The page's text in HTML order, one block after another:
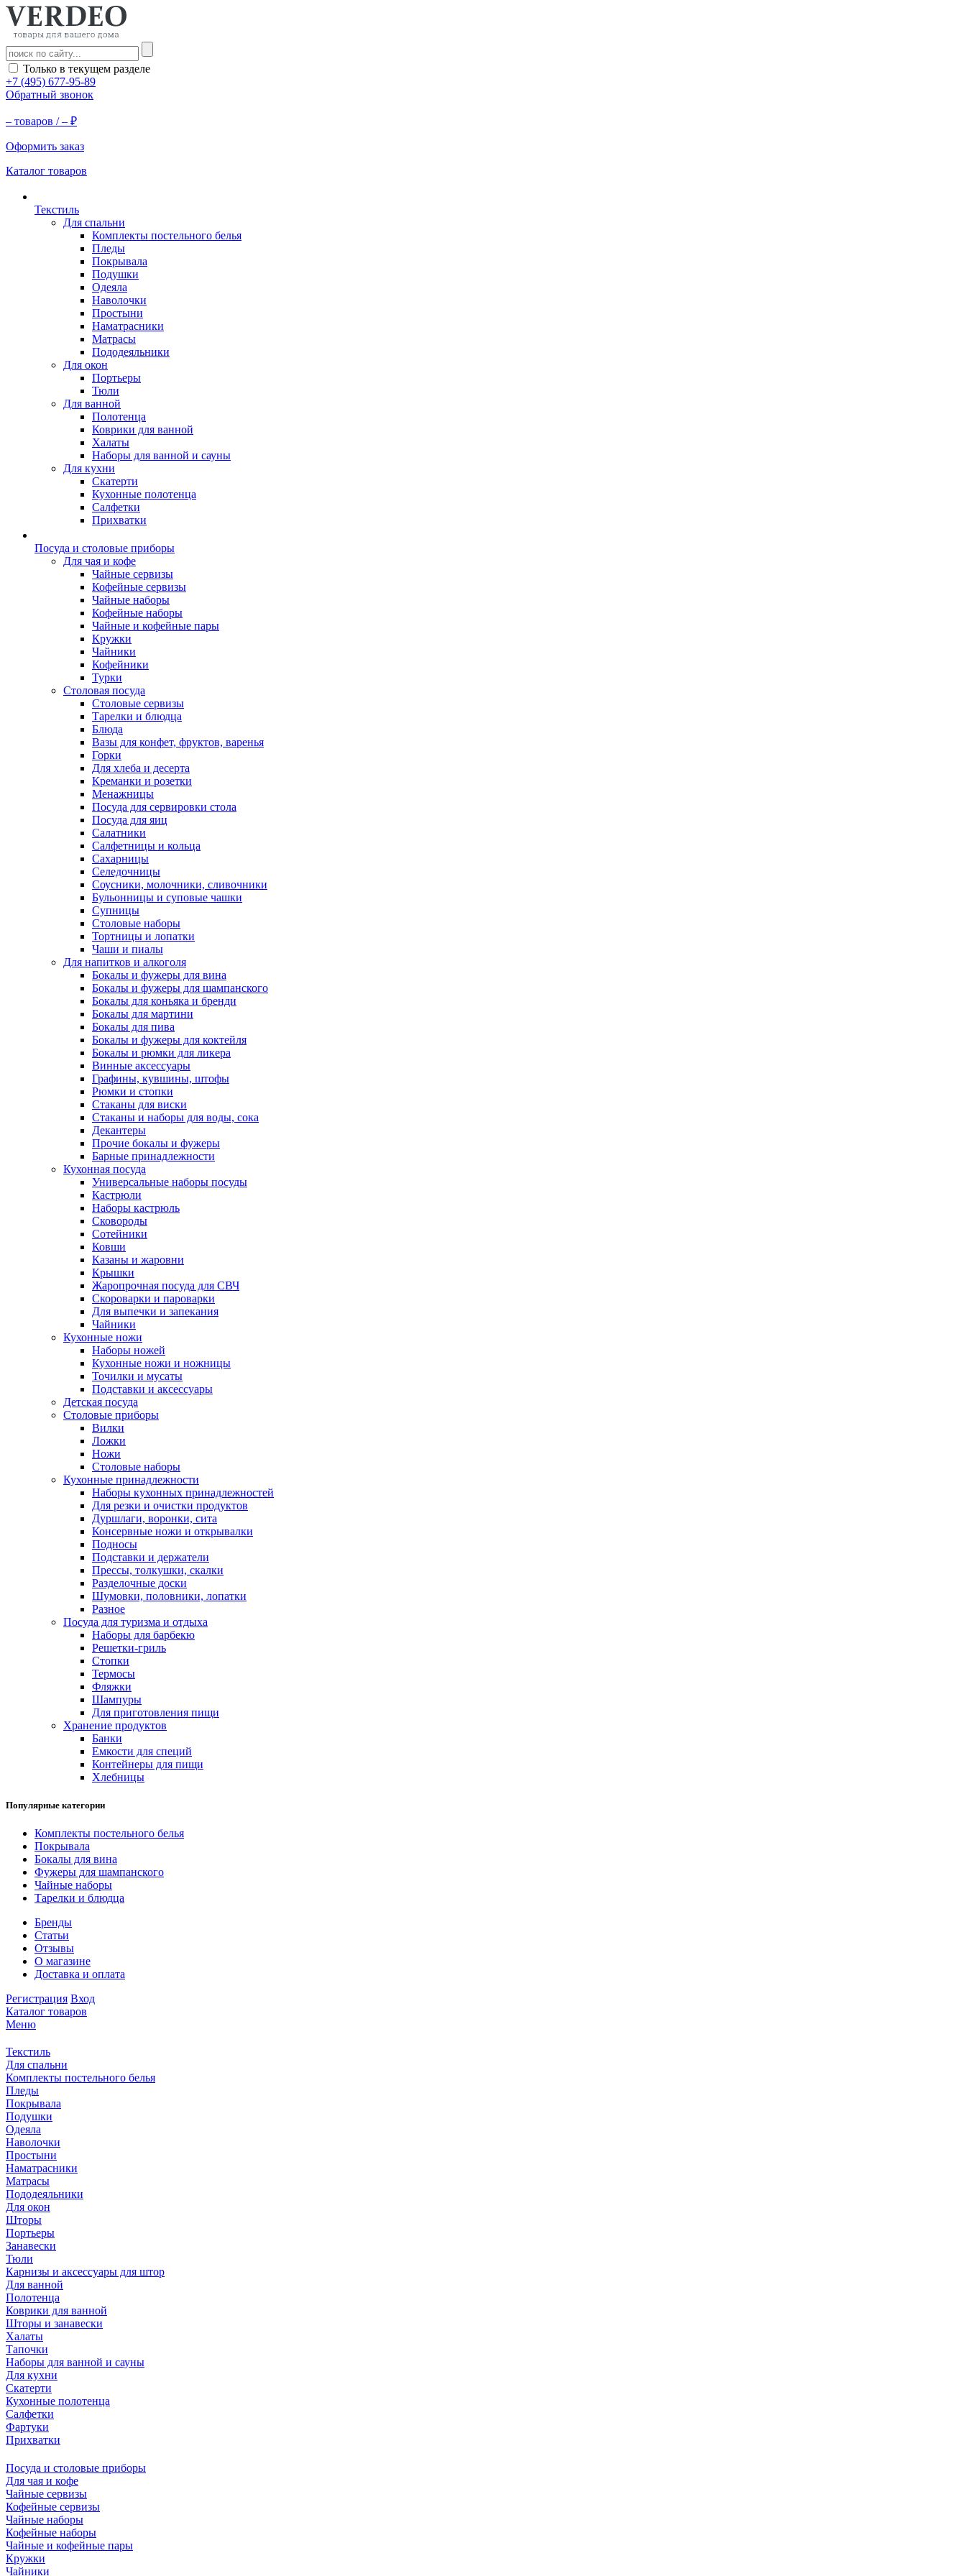
Только в текущем разделе
+7 (495) 677-95-89
Обратный звонок
– товаров /– ₽
Оформить заказ
Каталог товаров
Текстиль
Для спальни
Комплекты постельного белья
Пледы
Покрывала
Подушки
Одеяла
Наволочки
Простыни
Наматрасники
Матрасы
Пододеяльники
Для окон
Портьеры
Тюли
Для ванной
Полотенца
Коврики для ванной
Халаты
Наборы для ванной и сауны
Для кухни
Скатерти
Кухонные полотенца
Салфетки
Прихватки
Посуда и столовые приборы
Для чая и кофе
Чайные сервизы
Кофейные сервизы
Чайные наборы
Кофейные наборы
Чайные и кофейные пары
Кружки
Чайники
Кофейники
Турки
Столовая посуда
Столовые сервизы
Тарелки и блюдца
Блюда
Вазы для конфет, фруктов, варенья
Горки
Для хлеба и десерта
Креманки и розетки
Менажницы
Посуда для сервировки стола
Посуда для яиц
Салатники
Салфетницы и кольца
Сахарницы
Селедочницы
Соусники, молочники, сливочники
Бульонницы и суповые чашки
Супницы
Столовые наборы
Тортницы и лопатки
Чаши и пиалы
Для напитков и алкоголя
Бокалы и фужеры для вина
Бокалы и фужеры для шампанского
Бокалы для коньяка и бренди
Бокалы для мартини
Бокалы для пива
Бокалы и фужеры для коктейля
Бокалы и рюмки для ликера
Винные аксессуары
Графины, кувшины, штофы
Рюмки и стопки
Стаканы для виски
Стаканы и наборы для воды, сока
Декантеры
Прочие бокалы и фужеры
Барные принадлежности
Кухонная посуда
Универсальные наборы посуды
Кастрюли
Наборы кастрюль
Сковороды
Сотейники
Ковши
Казаны и жаровни
Крышки
Жаропрочная посуда для СВЧ
Скороварки и пароварки
Для выпечки и запекания
Чайники
Кухонные ножи
Наборы ножей
Кухонные ножи и ножницы
Точилки и мусаты
Подставки и аксессуары
Детская посуда
Столовые приборы
Вилки
Ложки
Ножи
Столовые наборы
Кухонные принадлежности
Наборы кухонных принадлежностей
Для резки и очистки продуктов
Дуршлаги, воронки, сита
Консервные ножи и открывалки
Подносы
Подставки и держатели
Прессы, толкушки, скалки
Разделочные доски
Шумовки, половники, лопатки
Разное
Посуда для туризма и отдыха
Наборы для барбекю
Решетки-гриль
Стопки
Термосы
Фляжки
Шампуры
Для приготовления пищи
Хранение продуктов
Банки
Емкости для специй
Контейнеры для пищи
Хлебницы
Популярные категории
Комплекты постельного белья
Покрывала
Бокалы для вина
Фужеры для шампанского
Чайные наборы
Тарелки и блюдца
Бренды
Статьи
Отзывы
О магазине
Доставка и оплата
Регистрация Вход
Каталог товаров
Меню
Текстиль
Для спальни
Комплекты постельного белья
Пледы
Покрывала
Подушки
Одеяла
Наволочки
Простыни
Наматрасники
Матрасы
Пододеяльники
Для окон
Шторы
Портьеры
Занавески
Тюли
Карнизы и аксессуары для штор
Для ванной
Полотенца
Коврики для ванной
Шторы и занавески
Халаты
Тапочки
Наборы для ванной и сауны
Для кухни
Скатерти
Кухонные полотенца
Салфетки
Фартуки
Прихватки
Посуда и столовые приборы
Для чая и кофе
Чайные сервизы
Кофейные сервизы
Чайные наборы
Кофейные наборы
Чайные и кофейные пары
Кружки
Чайники